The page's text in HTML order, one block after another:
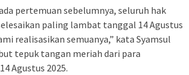
pertemuan sebelumnya, seluruh hak
paling lambat tanggal 14 Agustus
realisasikan semuanya,” kata Syamsul
tepuk tangan meriah dari para
Agustus 2025.